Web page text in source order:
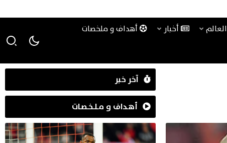
أخبار
أهداف و ملخصات
آخر خبر
أهـداف و مـلـخـصـات